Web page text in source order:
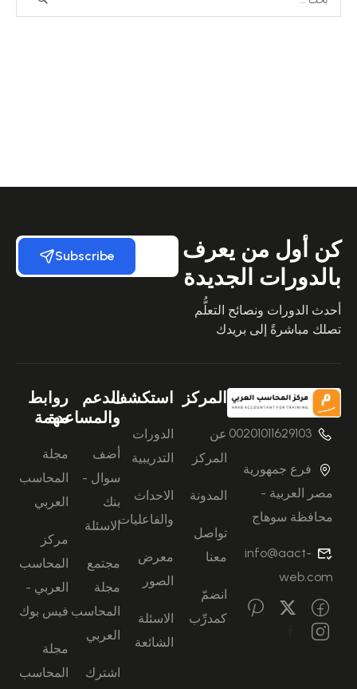
كن أول من يعرف
بالدورات الجديدة
أحدث الدورات ونصائح التعلُّم
تصلك مباشرةً إلى بريدك
Subscribe
00201011629103
فرع جمهورية
مصر العربية -
محافظة سوهاج
info@aact-
web.com
المركز
عن
المركز
المدونة
تواصل
معنا
انضمّ
كمدرِّب
استكشف
الدورات
التدريبية
الاحداث
والفاعليات
معرض
الصور
الاسئلة
الشائعة
الدعم
والمساعدة
أضف
سوال -
بنك
الاسئلة
مجتمع
مجلة
المحاسب
العربي
اشترك
روابط
مهمة
مجلة
المحاسب
العربي
مركز
المحاسب
العربي -
فيس بوك
مجلة
المحاسب